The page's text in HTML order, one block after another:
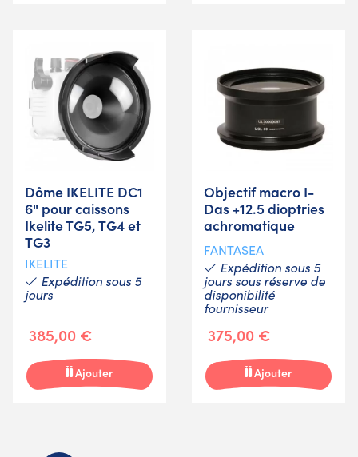
Dôme IKELITE DC1
6" pour caissons
Ikelite TG5, TG4 et
TG3
IKELITE
Expédition sous 5
jours
385,00 €
Ajouter
Objectif macro I-
Das +12.5 dioptries
achromatique
FANTASEA
Expédition sous 5
jours sous réserve de
disponibilité
fournisseur
375,00 €
Ajouter